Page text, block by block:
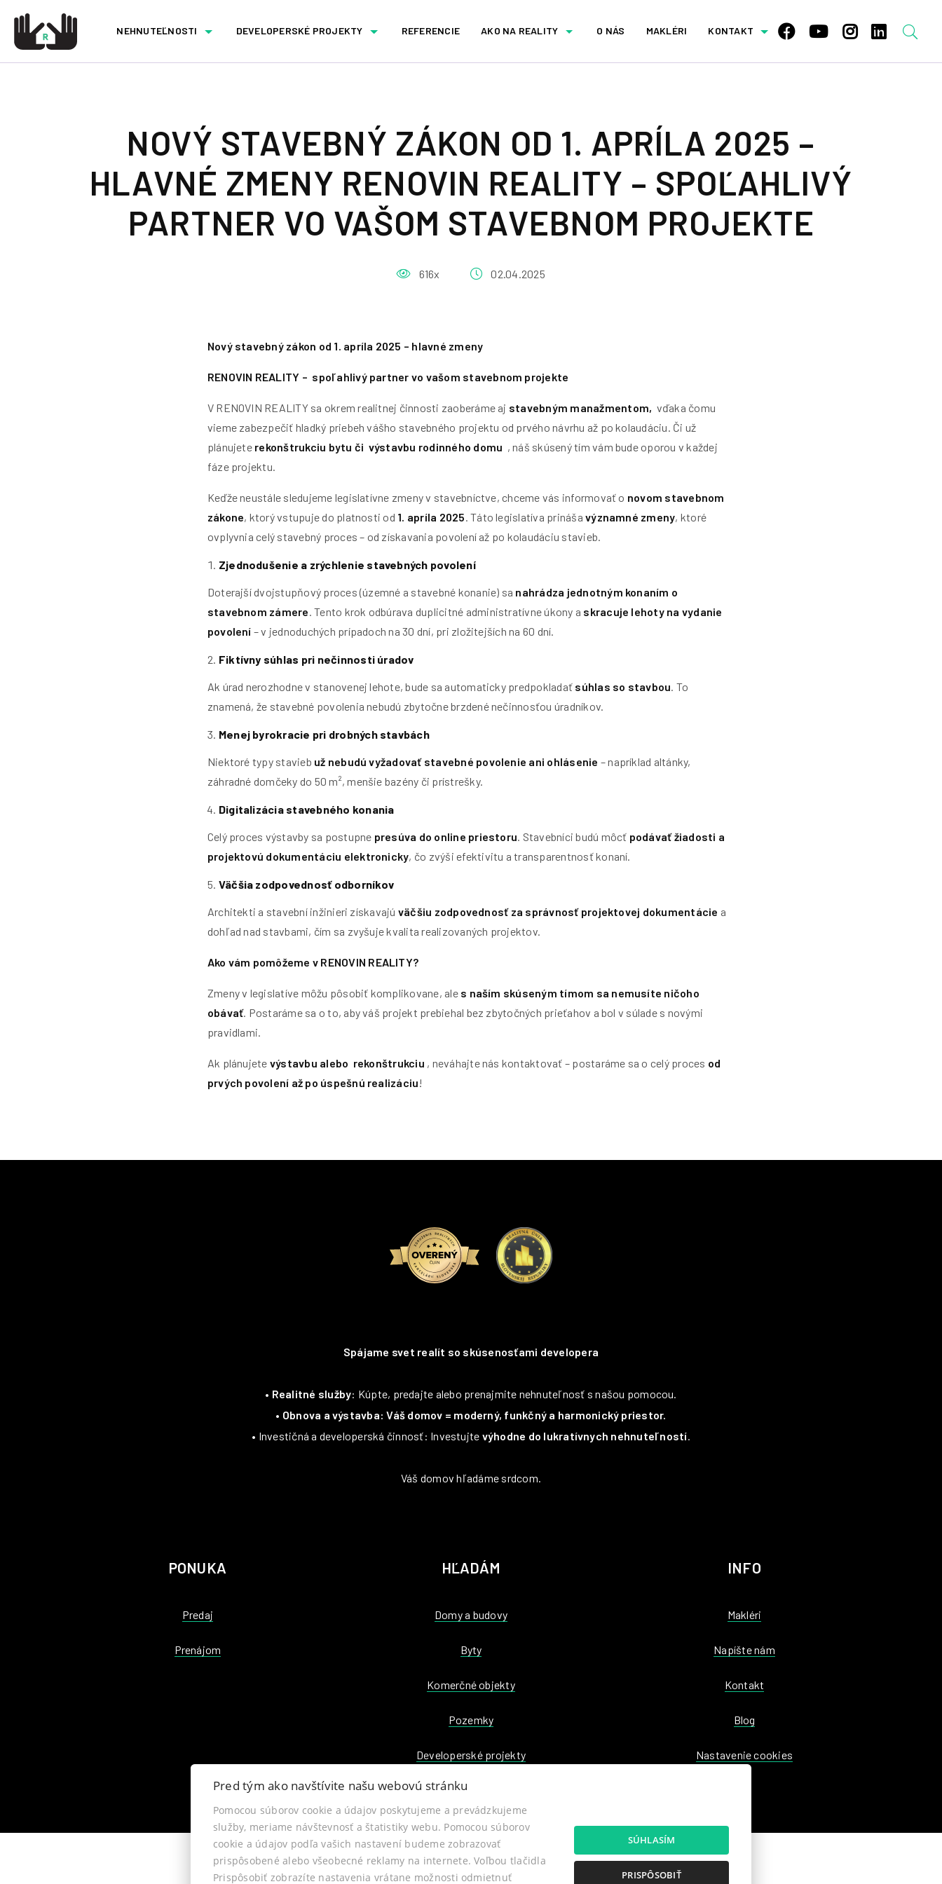
NEHNUTEĽNOSTI DEVELOPERSKÉ PROJEKTY REFERENCIE AKO NA REALITY O NÁS MAKLÉRI KONTAKT
NOVÝ STAVEBNÝ ZÁKON OD 1. APRÍLA 2025 –
HLAVNÉ ZMENY RENOVIN REALITY – SPOĽAHLIVÝ
PARTNER VO VAŠOM STAVEBNOM PROJEKTE
616x 02.04.2025
Nový stavebný zákon od 1. apríla 2025 – hlavné zmeny
RENOVIN REALITY – spoľahlivý partner vo vašom stavebnom projekte
V RENOVIN REALITY sa okrem realitnej činnosti zaoberáme aj stavebným manažmentom, vďaka čomu
vieme zabezpečiť hladký priebeh vášho stavebného projektu od prvého návrhu až po kolaudáciu. Či už
plánujete rekonštrukciu bytu či výstavbu rodinného domu , náš skúsený tím vám bude oporou v každej
fáze projektu.
Keďže neustále sledujeme legislatívne zmeny v stavebníctve, chceme vás informovať o novom stavebnom
zákone, ktorý vstupuje do platnosti od 1. apríla 2025. Táto legislatíva prinášavýznamné zmeny, ktoré
ovplyvnia celý stavebný proces – od získavania povolení až po kolaudáciu stavieb.
Zjednodušenie a zrýchlenie stavebných povolení
Doterajší dvojstupňový proces (územné a stavebné konanie) sa nahrádza jednotným konaním o
stavebnom zámere. Tento krok odbúrava duplicitné administratívne úkony a skracuje lehoty na vydanie
povolení – v jednoduchých prípadoch na 30 dní, pri zložitejších na 60 dní.
Fiktívny súhlas pri nečinnosti úradov
Ak úrad nerozhodne v stanovenej lehote, bude sa automaticky predpokladať súhlas so stavbou. To
znamená, že stavebné povolenia nebudú zbytočne brzdené nečinnosťou úradníkov.
Menej byrokracie pri drobných stavbách
Niektoré typy stavieb už nebudú vyžadovať stavebné povolenie ani ohlásenie – napríklad altánky,
záhradné domčeky do 50 m², menšie bazény či prístrešky.
Digitalizácia stavebného konania
Celý proces výstavby sa postupne presúva do online priestoru. Stavebníci budú môcť podávať žiadosti a
projektovú dokumentáciu elektronicky, čo zvýši efektivitu a transparentnosť konaní.
Väčšia zodpovednosť odborníkov
Architekti a stavební inžinieri získavajú väčšiu zodpovednosť za správnosť projektovej dokumentácie a
dohľad nad stavbami, čím sa zvyšuje kvalita realizovaných projektov.
Ako vám pomôžeme v RENOVIN REALITY?
Zmeny v legislatíve môžu pôsobiť komplikovane, ale s naším skúseným tímom sa nemusíte ničoho
obávať. Postaráme sa o to, aby váš projekt prebiehal bez zbytočných prieťahov a bol v súlade s novými
pravidlami.
Ak plánujete výstavbu alebo rekonštrukciu , neváhajte nás kontaktovať – postaráme sa o celý proces od
prvých povolení až po úspešnú realizáciu!
Spájame svet realít so skúsenosťami developera
• Realitné služby: Kúpte, predajte alebo prenajmite nehnuteľnosť s našou pomocou.
• Obnova a výstavba: Váš domov = moderný, funkčný a harmonický priestor.
• Investičná a developerská činnosť: Investujte výhodne do lukratívnych nehnuteľností.
Váš domov hľadáme srdcom.
PONUKA
Predaj
Prenájom
HĽADÁM
Domy a budovy
Byty
Komerčné objekty
Pozemky
Developerské projekty
INFO
Makléri
Napíšte nám
Kontakt
Blog
Nastavenie cookies
© 2026 - RENOVIN REALITY
Pribinova 55, Zvolen 960 01, Mobil: 0901 788 552, E-mail: projekt@renovin.sk
Pred tým ako navštívite našu webovú stránku
Pomocou súborov cookie a údajov poskytujeme a prevádzkujeme
služby, meriame návštevnosť a štatistiky webu. Pomocou súborov
cookie a údajov podľa vašich nastavení budeme zobrazovať
prispôsobené alebo všeobecné reklamy na internete. Voľbou tlačidla
Prispôsobiť zobrazíte nastavenia vrátane možnosti odmietnuť
SÚHLASÍM
PRISPÔSOBIŤ